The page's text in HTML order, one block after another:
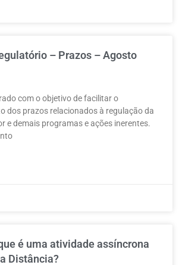
– Prazos – Agosto
com o objetivo de facilitar o
dos prazos relacionados à regulação da
e demais programas e ações inerentes.
é uma atividade assíncrona
Distância?